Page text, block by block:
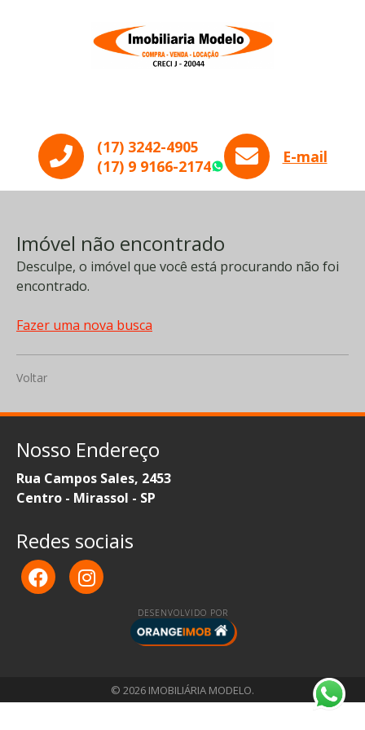
(17) 3242-4905
(17) 9 9166-2174
WhatsApp
E-mail
Imóvel não encontrado
Desculpe, o imóvel que você está procurando não foi
encontrado.
Fazer uma nova busca
Voltar
Nosso Endereço
Rua Campos Sales, 2453
Centro - Mirassol - SP
Redes sociais
DESENVOLVIDO POR
© 2026 IMOBILIÁRIA MODELO.